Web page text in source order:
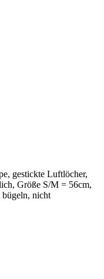
gestickte Luftlöcher,
Größe S/M = 56cm,
nicht